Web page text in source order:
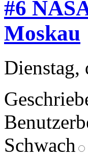
#6
Moskau
Dienstag,
Schwach